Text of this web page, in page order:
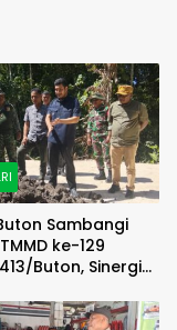
Sambangi
ke-129
Buton, Sinergi